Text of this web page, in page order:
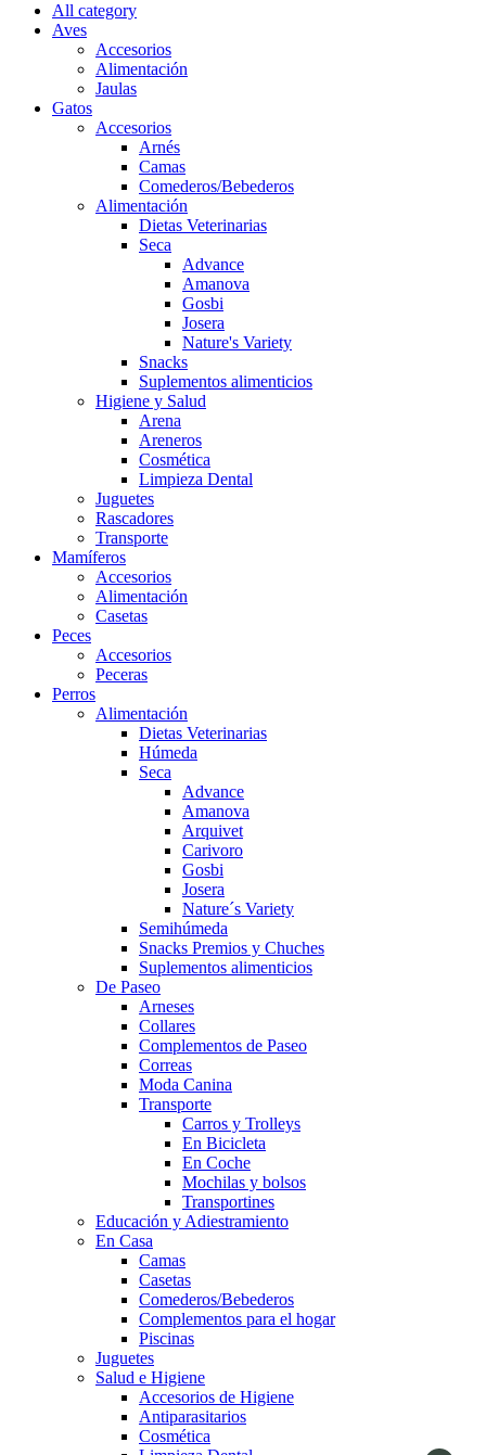
All category
Aves
Accesorios
Alimentación
Jaulas
Gatos
Accesorios
Arnés
Camas
Comederos/Bebederos
Alimentación
Dietas Veterinarias
Seca
Advance
Amanova
Gosbi
Josera
Nature's Variety
Snacks
Suplementos alimenticios
Higiene y Salud
Arena
Areneros
Cosmética
Limpieza Dental
Juguetes
Rascadores
Transporte
Mamíferos
Accesorios
Alimentación
Casetas
Peces
Accesorios
Peceras
Perros
Alimentación
Dietas Veterinarias
Húmeda
Seca
Advance
Amanova
Arquivet
Carivoro
Gosbi
Josera
Nature´s Variety
Semihúmeda
Snacks Premios y Chuches
Suplementos alimenticios
De Paseo
Arneses
Collares
Complementos de Paseo
Correas
Moda Canina
Transporte
Carros y Trolleys
En Bicicleta
En Coche
Mochilas y bolsos
Transportines
Educación y Adiestramiento
En Casa
Camas
Casetas
Comederos/Bebederos
Complementos para el hogar
Piscinas
Juguetes
Salud e Higiene
Accesorios de Higiene
Antiparasitarios
Cosmética